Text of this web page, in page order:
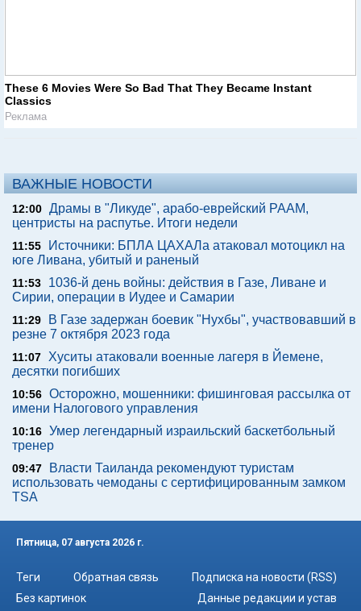
These 6 Movies Were So Bad That They Became Instant
Classics
Реклама
ВАЖНЫЕ НОВОСТИ
12:00 Драмы в "Ликуде", арабо-еврейский РААМ,
центристы на распутье. Итоги недели
11:55
Источники: БПЛА ЦАХАЛа атаковал мотоцикл на
юге Ливана, убитый и раненый
11:53
1036-й день войны: действия в Газе, Ливане и
Сирии, операции в Иудее и Самарии
11:29
В Газе задержан боевик "Нухбы", участвовавший в
резне 7 октября 2023 года
11:07 Хуситы атаковали военные лагеря в Йемене,
десятки погибших
10:56 Осторожно, мошенники: фишинговая рассылка от
имени Налогового управления
10:16 Умер легендарный израильский баскетбольный
тренер
09:47
Власти Таиланда рекомендуют туристам
использовать чемоданы с сертифицированным замком
TSA
Пятница, 07 августа 2026 г.
Теги Обратная связь
Подписка на новости (RSS)
Без картинок
Данные редакции и устав